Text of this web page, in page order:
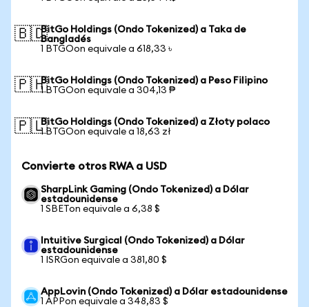
🇧🇩BitGo Holdings (Ondo Tokenized) a Taka de
Bangladés
1 BTGOon equivale a 618,33 ৳
🇵🇭BitGo Holdings (Ondo Tokenized) a Peso Filipino
1 BTGOon equivale a 304,13 ₱
🇵🇱BitGo Holdings (Ondo Tokenized) a Złoty polaco
1 BTGOon equivale a 18,63 zł
Convierte otros RWA a USD
SharpLink Gaming (Ondo Tokenized) a Dólar
estadounidense
1 SBETon equivale a 6,38 $
Intuitive Surgical (Ondo Tokenized) a Dólar
estadounidense
1 ISRGon equivale a 381,80 $
AppLovin (Ondo Tokenized) a Dólar estadounidense
1 APPon equivale a 348,83 $